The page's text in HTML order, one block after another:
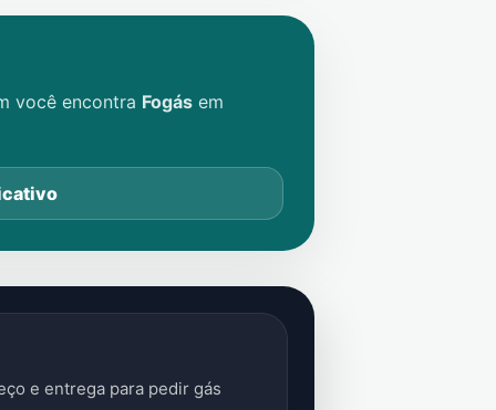
você encontra Fogás em
e entrega para pedir gás